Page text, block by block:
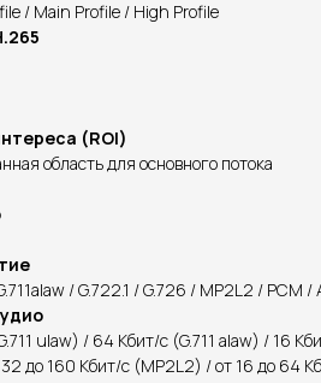
/ Main Profile / High Profile
(ROI)
область для основного потока
/ G.722.1 / G.726 / MP2L2 / PCM /
ulaw) / 64 Кбит/с (G.711 alaw) / 16
до 160 Кбит/с (MP2L2) / от 16 до 64